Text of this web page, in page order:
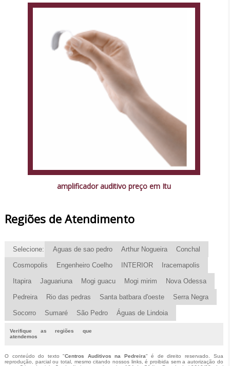
amplificador auditivo preço em Itu
Regiões de Atendimento
Selecione: Aguas de sao pedro Arthur Nogueira Conchal
Cosmopolis Engenheiro Coelho INTERIOR Iracemapolis
Itapira Jaguariuna Mogi guacu Mogi mirim Nova Odessa
Pedreira Rio das pedras Santa batbara d'oeste Serra Negra
Socorro Sumaré São Pedro Águas de Lindoia
Verifique as regiões que
atendemos
O conteúdo do texto "Centros Auditivos na Pedreira" é de direito reservado. Sua
reprodução, parcial ou total, mesmo citando nossos links, é proibida sem a autorização do